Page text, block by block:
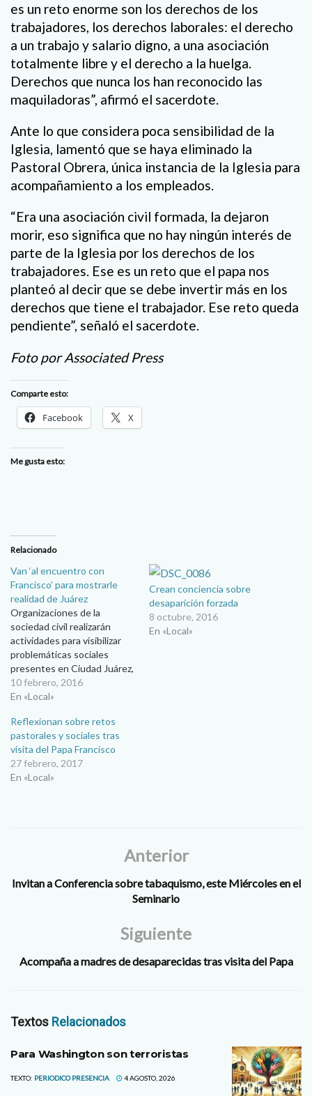
es un reto enorme son los derechos de los
trabajadores, los derechos laborales: el derecho
a un trabajo y salario digno, a una asociación
totalmente libre y el derecho a la huelga.
Derechos que nunca los han reconocido las
maquiladoras”, afirmó el sacerdote.
Ante lo que considera poca sensibilidad de la
Iglesia, lamentó que se haya eliminado la
Pastoral Obrera, única instancia de la Iglesia para
acompañamiento a los empleados.
“Era una asociación civil formada, la dejaron
morir, eso significa que no hay ningún interés de
parte de la Iglesia por los derechos de los
trabajadores. Ese es un reto que el papa nos
planteó al decir que se debe invertir más en los
derechos que tiene el trabajador. Ese reto queda
pendiente”, señaló el sacerdote.
Foto por Associated Press
Comparte esto:
Facebook X
Me gusta esto:
Relacionado
Van ‘al encuentro con
Francisco’ para mostrarle
realidad de Juárez
Organizaciones de la
sociedad civil realizarán
actividades para visibilizar
problemáticas sociales
presentes en Ciudad Juárez,
que el Papa Francisco ha
querido acompañar en su
que la visita del Papa
Francisco a Ciudad Juárez
traiga un impacto en la toma
de decisiones de gobierno,
pero también en…
10 febrero, 2016
En «Local»
Crean conciencia sobre
desaparición forzada
8 octubre, 2016
En «Local»
Reflexionan sobre retos
pastorales y sociales tras
visita del Papa Francisco
27 febrero, 2017
En «Local»
Anterior
Invitan a Conferencia sobre tabaquismo, este Miércoles en el
Seminario
Siguiente
Acompaña a madres de desaparecidas tras visita del Papa
Textos Relacionados
Para Washington son terroristas
TEXTO: PERIODICO PRESENCIA 4 AGOSTO, 2026